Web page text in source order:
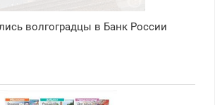
волгоградцы в Банк России